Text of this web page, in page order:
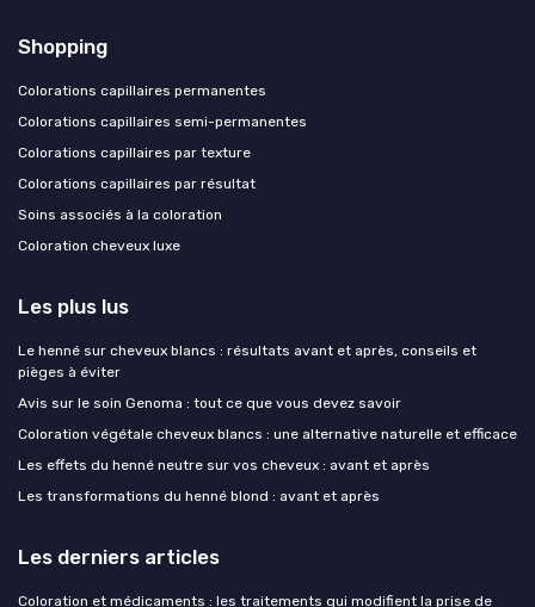
Shopping
Colorations capillaires permanentes
Colorations capillaires semi-permanentes
Colorations capillaires par texture
Colorations capillaires par résultat
Soins associés à la coloration
Coloration cheveux luxe
Les plus lus
Le henné sur cheveux blancs : résultats avant et après, conseils et
pièges à éviter
Avis sur le soin Genoma : tout ce que vous devez savoir
Coloration végétale cheveux blancs : une alternative naturelle et efficace
Les effets du henné neutre sur vos cheveux : avant et après
Les transformations du henné blond : avant et après
Les derniers articles
Coloration et médicaments : les traitements qui modifient la prise de